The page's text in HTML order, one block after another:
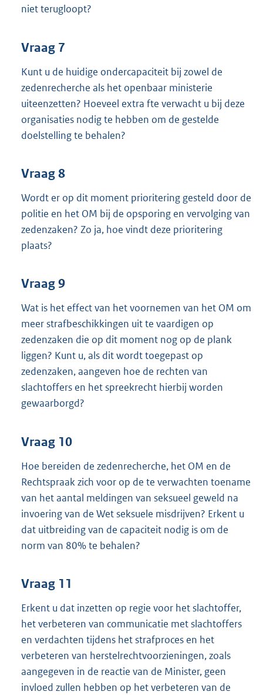
niet terugloopt?
Vraag 7
Kunt u de huidige ondercapaciteit bij zowel de
zedenrecherche als het openbaar ministerie
uiteenzetten? Hoeveel extra fte verwacht u bij deze
organisaties nodig te hebben om de gestelde
doelstelling te behalen?
Vraag 8
Wordt er op dit moment prioritering gesteld door de
politie en het OM bij de opsporing en vervolging van
zedenzaken? Zo ja, hoe vindt deze prioritering
plaats?
Vraag 9
Wat is het effect van het voornemen van het OM om
meer strafbeschikkingen uit te vaardigen op
zedenzaken die op dit moment nog op de plank
liggen? Kunt u, als dit wordt toegepast op
zedenzaken, aangeven hoe de rechten van
slachtoffers en het spreekrecht hierbij worden
gewaarborgd?
Vraag 10
Hoe bereiden de zedenrecherche, het OM en de
Rechtspraak zich voor op de te verwachten toename
van het aantal meldingen van seksueel geweld na
invoering van de Wet seksuele misdrijven? Erkent u
dat uitbreiding van de capaciteit nodig is om de
norm van 80% te behalen?
Vraag 11
Erkent u dat inzetten op regie voor het slachtoffer,
het verbeteren van communicatie met slachtoffers
en verdachten tijdens het strafproces en het
verbeteren van herstelrechtvoorzieningen, zoals
aangegeven in de reactie van de Minister, geen
invloed zullen hebben op het verbeteren van de